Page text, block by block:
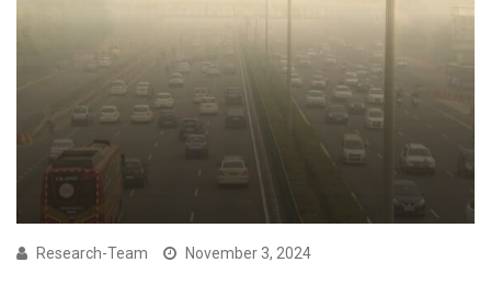
Research-Team November 3, 2024